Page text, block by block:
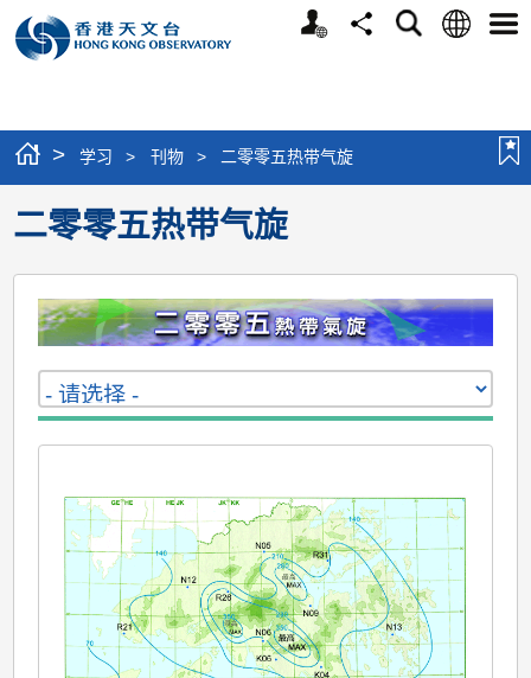
个
分
搜
语
选
> 学习 > 刊物 > 二零零五热带气旋
二零零五热带气旋